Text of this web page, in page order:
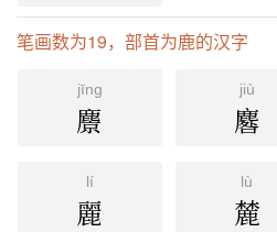
笔画数为19，部首为鹿的汉字
jīng
麖
jiù
麔
lí
麗
lù
麓